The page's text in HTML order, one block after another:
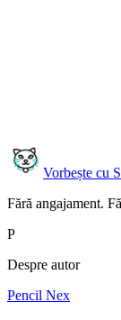
Vorbește cu
Fără angajament.
P
Despre autor
Pencil Nex